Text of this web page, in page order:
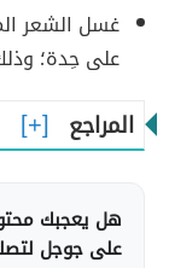
غسل الشعر
على حِدة؛
المراجع
هل يعجبك
على جوجل